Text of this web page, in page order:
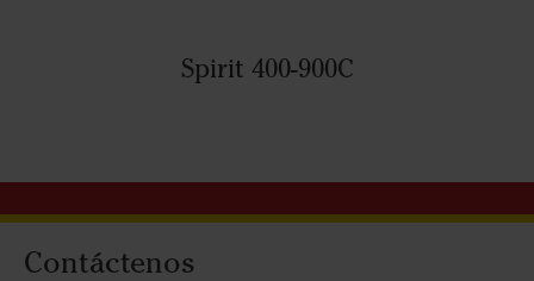
Spirit 400-900C
Contáctenos